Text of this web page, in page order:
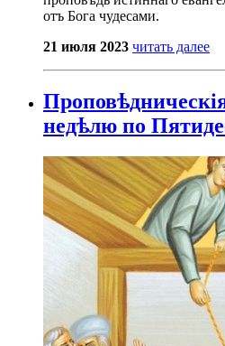
отъ Бога чудесами.
21 июля 2023 читать далее
недѣлю по